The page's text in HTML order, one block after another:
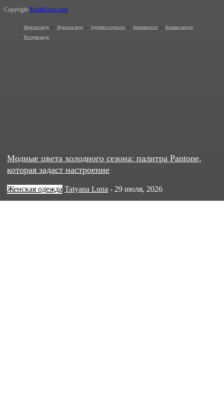
Модные цвета холодного сезона: палитра Pantone,
которая задаст настроение
Женская одежда Tatyana Luna - 29 июля, 2026
Copyright ModaGoda.com
Женская мода Мужская мода Здоровье и красота Знаменитости Колонка автора
История моды